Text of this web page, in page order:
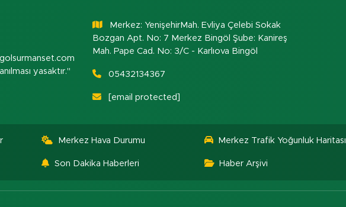
yasaktır."
Merkez: YenişehirMah. Evliya Çelebi Sokak
Bozgan Apt. No: 7 Merkez Bingöl Şube: Kanireş
Mah. Pape Cad. No: 3/C - Karlıova Bingöl
05432134367
[email protected]
Merkez Hava Durumu Merkez Trafik Yoğunluk Haritası
Son Dakika Haberleri Haber Arşivi